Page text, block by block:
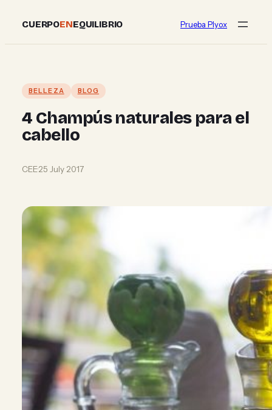
content
CUERPOENEQUILIBRIO Prueba Plyox
BELLEZA BLOG
4 Champús naturales para el
cabello
CEE·25 July 2017